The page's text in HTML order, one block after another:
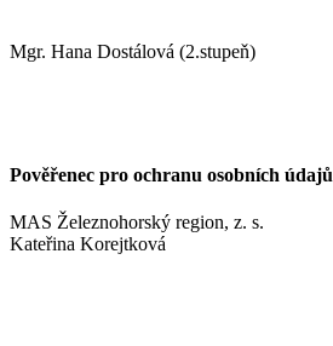
Mgr. Hana Dostálová (2.stupeň)
Pověřenec pro ochranu osobních údajů
MAS Železnohorský region, z. s.
Kateřina Korejtková